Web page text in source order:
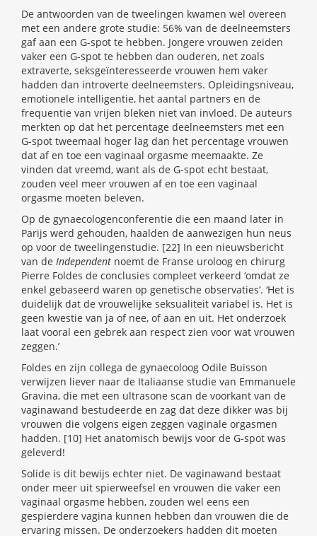
De antwoorden van de tweelingen kwamen wel overeen
met een andere grote studie: 56% van de deelneemsters
gaf aan een G-spot te hebben. Jongere vrouwen zeiden
vaker een G-spot te hebben dan ouderen, net zoals
extraverte, seksgeïnteresseerde vrouwen hem vaker
hadden dan introverte deelneemsters. Opleidingsniveau,
emotionele intelligentie, het aantal partners en de
frequentie van vrijen bleken niet van invloed. De auteurs
merkten op dat het percentage deelneemsters met een
G-spot tweemaal hoger lag dan het percentage vrouwen
dat af en toe een vaginaal orgasme meemaakte. Ze
vinden dat vreemd, want als de G-spot echt bestaat,
zouden veel meer vrouwen af en toe een vaginaal
orgasme moeten beleven.
Op de gynaecologenconferentie die een maand later in
Parijs werd gehouden, haalden de aanwezigen hun neus
op voor de tweelingenstudie. [22] In een nieuwsbericht
van de Independent noemt de Franse uroloog en chirurg
Pierre Foldes de conclusies compleet verkeerd ‘omdat ze
enkel gebaseerd waren op genetische observaties’. ‘Het is
duidelijk dat de vrouwelijke seksualiteit variabel is. Het is
geen kwestie van ja of nee, of aan en uit. Het onderzoek
laat vooral een gebrek aan respect zien voor wat vrouwen
zeggen.’
Foldes en zijn collega de gynaecoloog Odile Buisson
verwijzen liever naar de Italiaanse studie van Emmanuele
Gravina, die met een ultrasone scan de voorkant van de
vaginawand bestudeerde en zag dat deze dikker was bij
vrouwen die volgens eigen zeggen vaginale orgasmen
hadden. [10] Het anatomisch bewijs voor de G-spot was
geleverd!
Solide is dit bewijs echter niet. De vaginawand bestaat
onder meer uit spierweefsel en vrouwen die vaker een
vaginaal orgasme hebben, zouden wel eens een
gespierdere vagina kunnen hebben dan vrouwen die de
ervaring missen. De onderzoekers hadden dit moeten